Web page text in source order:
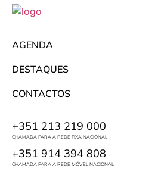
AGENDA
DESTAQUES
CONTACTOS
+351 213 219 000
CHAMADA PARA A REDE FIXA NACIONAL
+351 914 394 808
CHAMADA PARA A REDE MÓVEL NACIONAL